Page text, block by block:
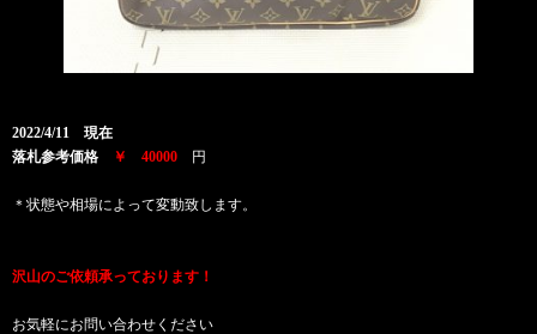
2022/4/11 現在
落札参考価格
￥ 40000 円
＊状態や相場によって変動致します。
沢山のご依頼承っております！
お気軽にお問い合わせください